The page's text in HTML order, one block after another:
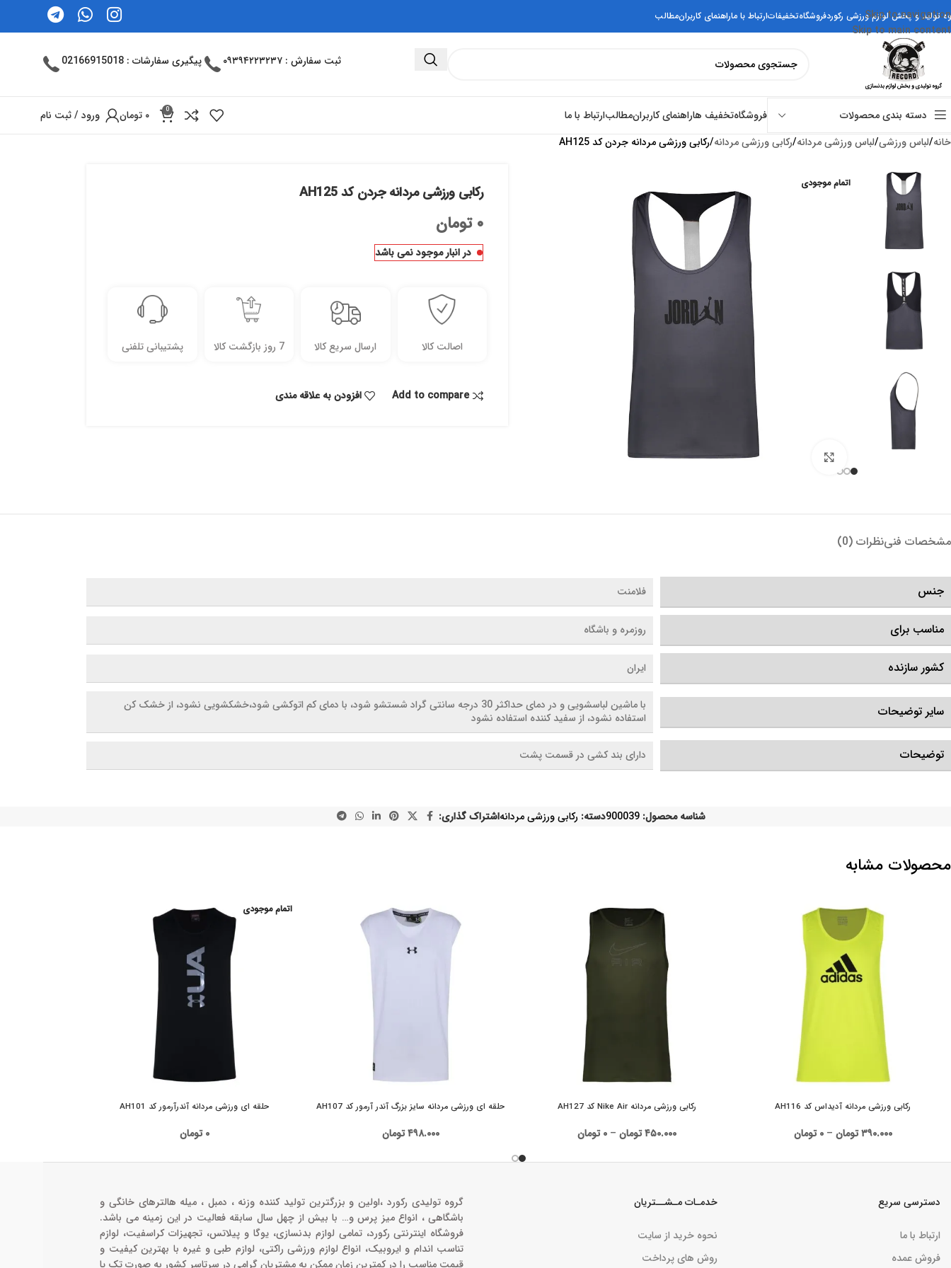
Skip to navigation
Skip to main content
تولید و پخش لوازم ورزشی رکوردفروشگاهتخفیفاتارتباط با ماراهنمای کاربرانمطالب
ثبت سفارش : ۰۹۳۹۴۲۲۳۲۳۷ پیگیری سفارشات : 02166915018
دسته بندی محصولات فروشگاهتخفیف هاراهنمای کاربرانمطالبارتباط با ما 0 ۰ تومان
ورود / ثبت نام
خانه لباس ورزشی لباس ورزشی مردانه رکابی ورزشی مردانه رکابی ورزشی مردانه جردن کد AH125
اتمام موجودی
بزرگنمایی تصویر
رکابی ورزشی مردانه جردن کد AH125
۰ تومان
در انبار موجود نمی باشد
اصالت کالا ارسال سریع کالا 7 روز بازگشت کالا پشتیبانی تلفنی
Add to compare افزودن به علاقه مندی
مشخصات فنینظرات (0)
جنس فلامنت
مناسب برای روزمره و باشگاه
کشور سازنده ایران
سایر توضیحات
با ماشین لباسشویی و در دمای حداکثر 30 درجه سانتی گراد شستشو شود، با دمای کم اتوکشی شود،خشکشویی نشود، از خشک کن
استفاده نشود، از سفید کننده استفاده نشود
توضیحات دارای بند کشی در قسمت پشت
شناسه محصول:900039دسته: رکابی ورزشی مردانهاشتراک گذاری:
محصولات مشابه
رکابی ورزشی مردانه آدیداس کد AH116
۳۹۰.۰۰۰تومان – ۰ تومان
رکابی ورزشی مردانه Nike Air کد AH127
۴۵۰.۰۰۰تومان – ۰ تومان
حلقه ای ورزشی مردانه سایز بزرگ آندر آرمور کد AH107
۴۹۸.۰۰۰تومان
اتمام موجودی
حلقه ای ورزشی مردانه آندرآرمور کد AH101
۰ تومان
دسترسی سریع
ارتباط با ما
فروش عمده
خدمـات مـشــتریان
نحوه خرید از سایت
روش های پرداخت
گروه تولیدی رکورد ،اولین و بزرگترین تولید کننده وزنه ، دمبل ، میله هالترهای خانگی و
باشگاهی ، انواع میز پرس و‌… با بیش از چهل سال سابقه فعالیت در این زمینه می باشد.
فروشگاه اینترنتی رکورد، تمامی لوازم بدنسازی، یوگا و پیلاتس، تجهیزات کراسفیت، لوازم
تناسب اندام و ایروبیک، انواع لوازم ورزشی راکتی، لوازم طبی و غیره با بهترین کیفیت و
قیمت مناسب را در کمترین زمان ممکن به مشتریان گرامی در سرتاسر کشور به صورت تک یا